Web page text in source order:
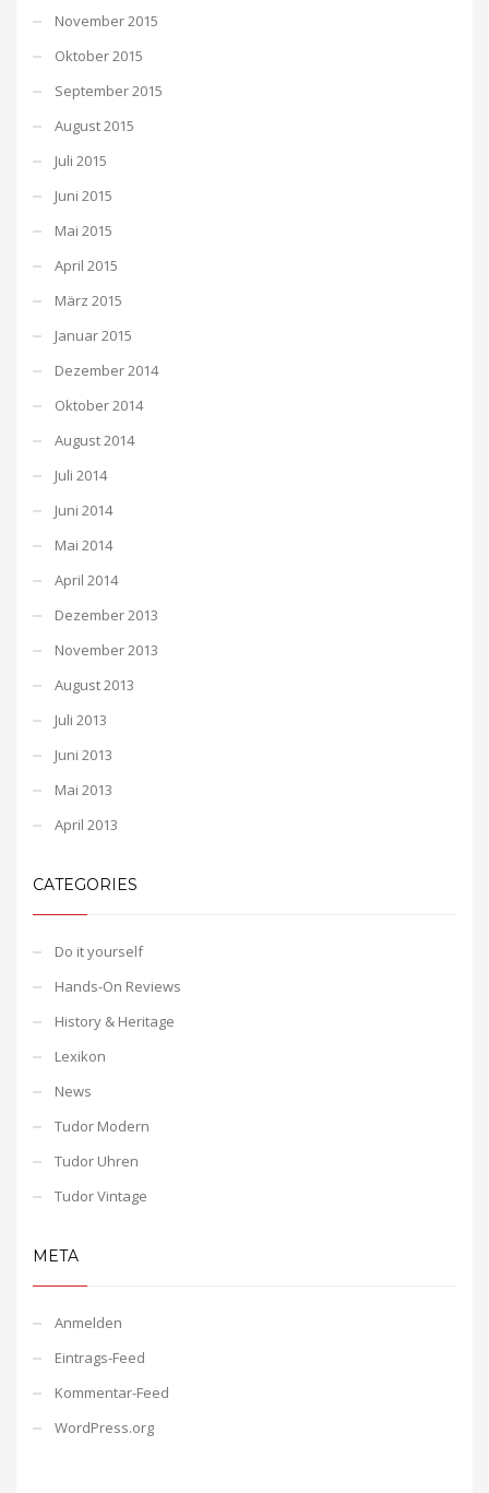
November 2015
Oktober 2015
September 2015
August 2015
Juli 2015
Juni 2015
Mai 2015
April 2015
März 2015
Januar 2015
Dezember 2014
Oktober 2014
August 2014
Juli 2014
Juni 2014
Mai 2014
April 2014
Dezember 2013
November 2013
August 2013
Juli 2013
Juni 2013
Mai 2013
April 2013
CATEGORIES
Do it yourself
Hands-On Reviews
History & Heritage
Lexikon
News
Tudor Modern
Tudor Uhren
Tudor Vintage
META
Anmelden
Eintrags-Feed
Kommentar-Feed
WordPress.org